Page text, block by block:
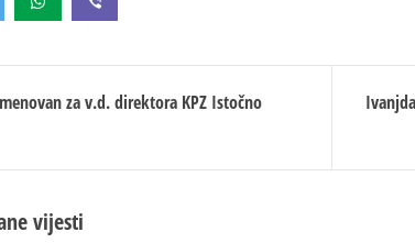
za v.d. direktora KPZ Istočno
vijesti